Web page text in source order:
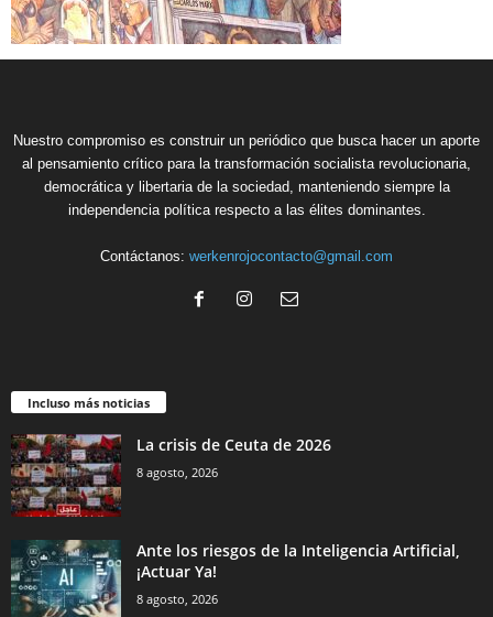
Nuestro compromiso es construir un periódico que busca hacer un aporte
al pensamiento crítico para la transformación socialista revolucionaria,
democrática y libertaria de la sociedad, manteniendo siempre la
independencia política respecto a las élites dominantes.
Contáctanos: werkenrojocontacto@gmail.com
Incluso más noticias
La crisis de Ceuta de 2026
8 agosto, 2026
Ante los riesgos de la Inteligencia Artificial,
¡Actuar Ya!
8 agosto, 2026